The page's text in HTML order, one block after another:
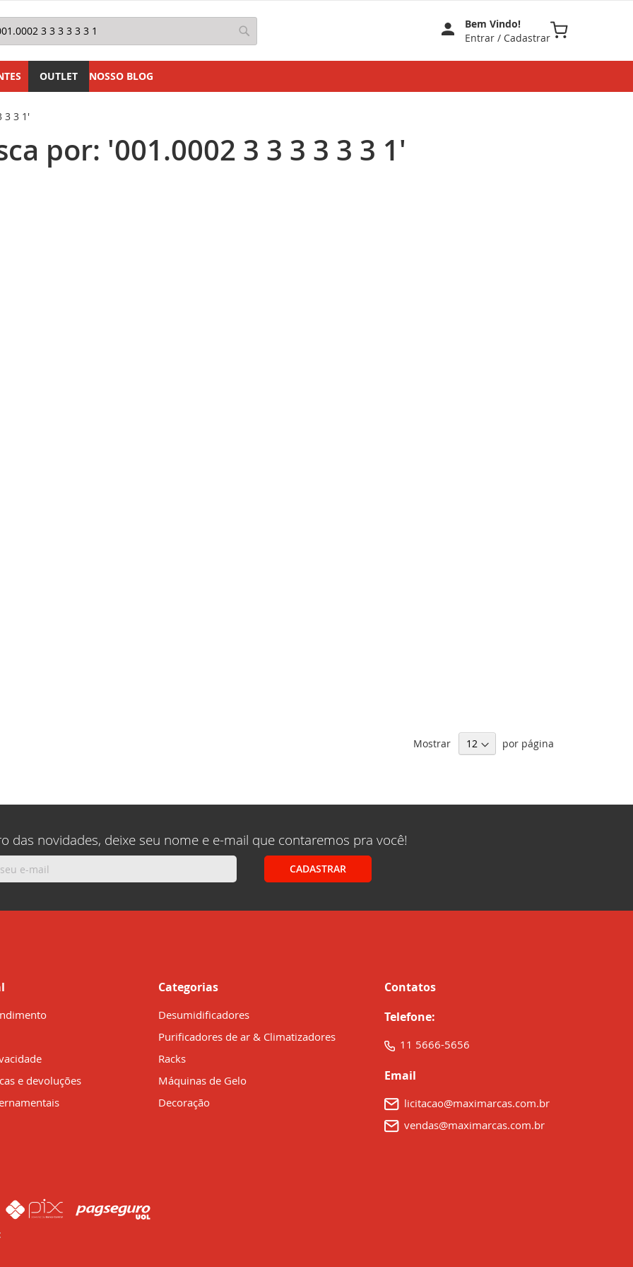
Pesquisa
Bem Vindo!
Entrar / Cadastrar
Meu Carrinho
OUTLET NOSSO BLOG
3 3 1'
por: '001.0002 3 3 3 3 3 3 1'
Mostrar por página
das novidades, deixe seu nome e e-mail que contaremos pra você!
CADASTRAR
e devoluções
Categorias
Desumidificadores
Purificadores de ar & Climatizadores
Racks
Máquinas de Gelo
Decoração
Contatos
Telefone:
11 5666-5656
Email
licitacao@maximarcas.com.br
vendas@maximarcas.com.br